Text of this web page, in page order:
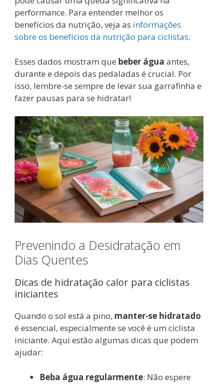
performance. Para entender melhor os
benefícios da nutrição, veja as informações
sobre os benefícios da nutrição para ciclistas.
Esses dados mostram que beber água antes,
durante e depois das pedaladas é crucial. Por
isso, lembre-se sempre de levar sua garrafinha e
fazer pausas para se hidratar!
Prevenindo a Desidratação em
Dias Quentes
Dicas de hidratação calor para ciclistas
iniciantes
Quando o sol está a pino, manter-se hidratado
é essencial, especialmente se você é um ciclista
iniciante. Aqui estão algumas dicas que podem
ajudar:
Beba água regularmente: Não espere